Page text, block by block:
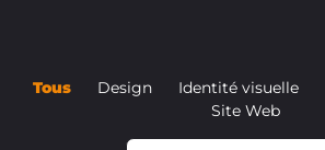
Tous Design Identité visuelle
Site Web